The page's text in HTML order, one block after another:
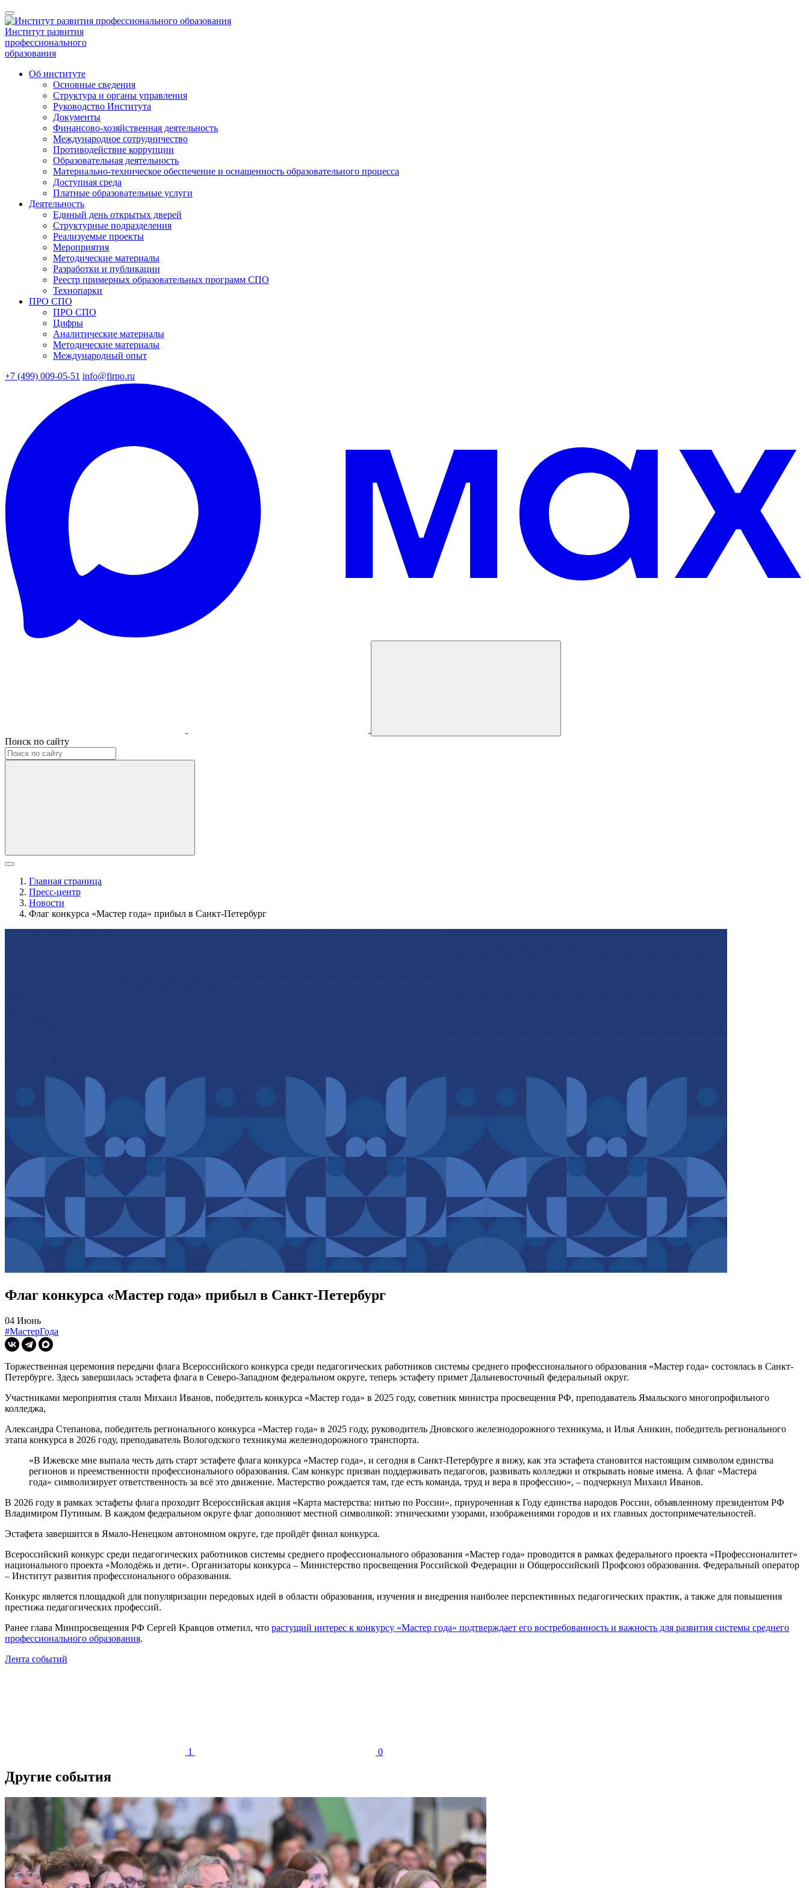
Институт развития
профессионального
образования
Об институте
Основные сведения
Структура и органы управления
Руководство Института
Документы
Финансово-хозяйственная деятельность
Международное сотрудничество
Противодействие коррупции
Образовательная деятельность
Материально-техническое обеспечение и оснащенность образовательного процесса
Доступная среда
Платные образовательные услуги
Деятельность
Единый день открытых дверей
Структурные подразделения
Реализуемые проекты
Мероприятия
Методические материалы
Разработки и публикации
Реестр примерных образовательных программ СПО
Технопарки
ПРО СПО
ПРО СПО
Цифры
Аналитические материалы
Методические материалы
Международный опыт
+7 (499) 009-05-51 info@firpo.ru
Поиск по сайту
Главная страница
Пресс-центр
Новости
Флаг конкурса «Мастер года» прибыл в Санкт-Петербург
Флаг конкурса «Мастер года» прибыл в Санкт-Петербург
04 Июнь
#МастерГода
Торжественная церемония передачи флага Всероссийского конкурса среди педагогических работников системы среднего профессионального образования «Мастер года» состоялась в Санкт-
Петербурге. Здесь завершилась эстафета флага в Северо-Западном федеральном округе, теперь эстафету примет Дальневосточный федеральный округ.
Участниками мероприятия стали Михаил Иванов, победитель конкурса «Мастер года» в 2025 году, советник министра просвещения РФ, преподаватель Ямальского многопрофильного
колледжа,
Александра Степанова, победитель регионального конкурса «Мастер года» в 2025 году, руководитель Дновского железнодорожного техникума, и Илья Аникин, победитель регионального
этапа конкурса в 2026 году, преподаватель Вологодского техникума железнодорожного транспорта.
«В Ижевске мне выпала честь дать старт эстафете флага конкурса «Мастер года», и сегодня в Санкт-Петербурге я вижу, как эта эстафета становится настоящим символом единства
регионов и преемственности профессионального образования. Сам конкурс призван поддерживать педагогов, развивать колледжи и открывать новые имена. А флаг «Мастера
года» символизирует ответственность за всё это движение. Мастерство рождается там, где есть команда, труд и вера в профессию», – подчеркнул Михаил Иванов.
В 2026 году в рамках эстафеты флага проходит Всероссийская акция «Карта мастерства: нитью по России», приуроченная к Году единства народов России, объявленному президентом РФ
Владимиром Путиным. В каждом федеральном округе флаг дополняют местной символикой: этническими узорами, изображениями городов и их главных достопримечательностей.
Эстафета завершится в Ямало-Ненецком автономном округе, где пройдёт финал конкурса.
Всероссийский конкурс среди педагогических работников системы среднего профессионального образования «Мастер года» проводится в рамках федерального проекта «Профессионалитет»
национального проекта «Молодёжь и дети». Организаторы конкурса – Министерство просвещения Российской Федерации и Общероссийский Профсоюз образования. Федеральный оператор
– Институт развития профессионального образования.
Конкурс является площадкой для популяризации передовых идей в области образования, изучения и внедрения наиболее перспективных педагогических практик, а также для повышения
престижа педагогических профессий.
Ранее глава Минпросвещения РФ Сергей Кравцов отметил, что растущий интерес к конкурсу «Мастер года» подтверждает его востребованность и важность для развития системы среднего
профессионального образования.
Лента событий
1 0
Другие события